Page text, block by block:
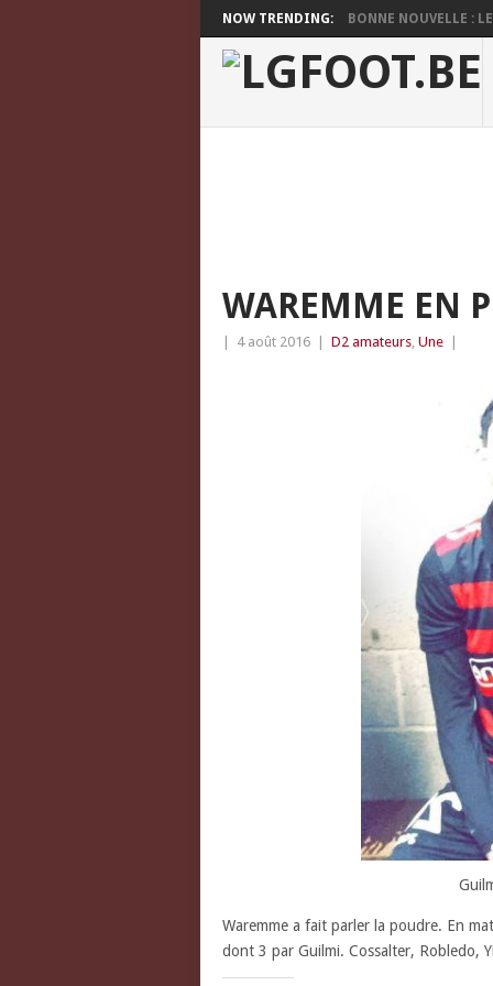
NOW TRENDING: BONNE NOUVELLE :
WAREMME EN
4 août 2016 D2 amateurs, Une
Waremme a fait parler la poudre. En
dont 3 par Guilmi. Cossalter, Robledo,